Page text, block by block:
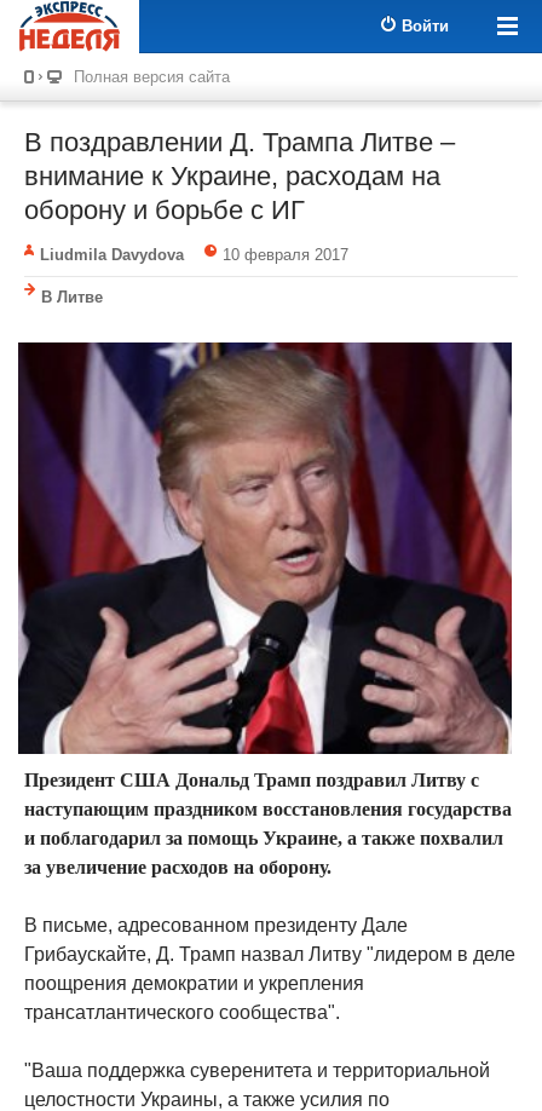
Войти
Полная версия сайта
В поздравлении Д. Трампа Литве –
внимание к Украине, расходам на
оборону и борьбе с ИГ
Liudmila Davydova 10 февраля 2017
В Литве
Президент США Дональд Трамп поздравил Литву с
наступающим праздником восстановления государства
и поблагодарил за помощь Украине, а также похвалил
за увеличение расходов на оборону.
В письме, адресованном президенту Дале
Грибаускайте, Д. Трамп назвал Литву "лидером в деле
поощрения демократии и укрепления
трансатлантического сообщества".
"Ваша поддержка суверенитета и территориальной
целостности Украины, а также усилия по